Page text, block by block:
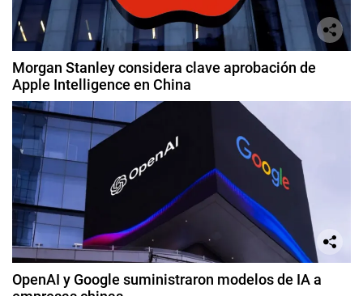
Morgan Stanley considera clave aprobación de
Apple Intelligence en China
OpenAI y Google suministraron modelos de IA a